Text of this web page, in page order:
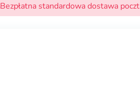
Bezpłatna standardowa dostawa